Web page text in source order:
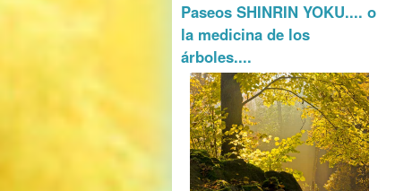
Paseos SHINRIN YOKU.... o
la medicina de los
árboles....